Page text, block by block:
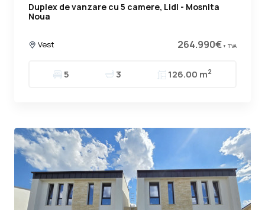
Duplex de vanzare cu 5 camere, Lidl - Mosnita
Noua
Vest 264.990€+ TVA
5 3 126.00 m2